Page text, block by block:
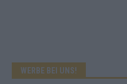
WERBE BEI UNS!